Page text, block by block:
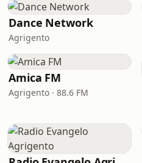
Dance Network
Agrigento
Amica FM
Agrigento · 88.6 FM